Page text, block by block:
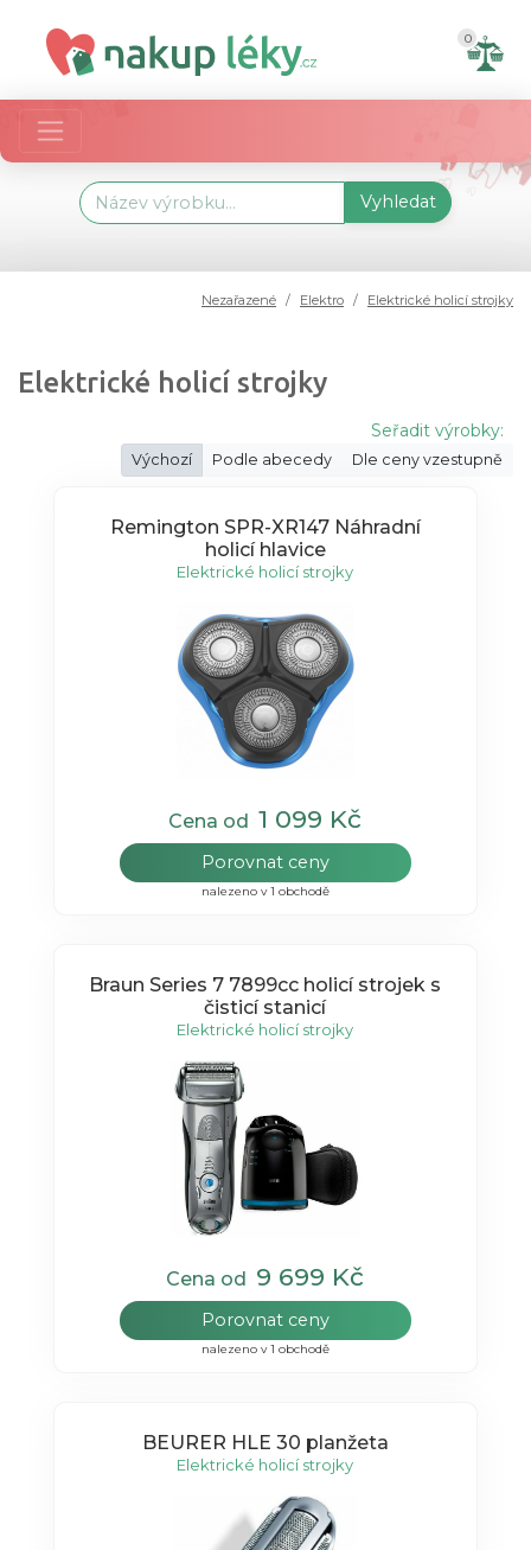
0
Vyhledat
Nezařazené Elektro Elektrické holicí strojky
Elektrické holicí strojky
Seřadit výrobky:
Výchozí Podle abecedy Dle ceny vzestupně
Remington SPR-XR147 Náhradní
holicí hlavice
Elektrické holicí strojky
Cena od1 099 Kč
Porovnat ceny
nalezeno v 1 obchodě
Braun Series 7 7899cc holicí strojek s
čisticí stanicí
Elektrické holicí strojky
Cena od 9 699 Kč
Porovnat ceny
nalezeno v 1 obchodě
BEURER HLE 30 planžeta
Elektrické holicí strojky